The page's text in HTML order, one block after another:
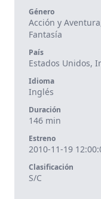
Género
Acción y
Fantasía
País
Estados Unidos,
Idioma
Inglés
Duración
146 min
Estreno
2010-11-19
Clasificación
S/C